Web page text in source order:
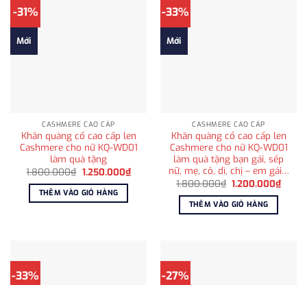
-31%
Mới
CASHMERE CAO CẤP
Khăn quàng cổ cao cấp len
Cashmere cho nữ KQ-WD01
làm quà tặng
1.800.000₫ Giá
là:
1.800.000₫.
1.250.000₫Giá
hiện
THÊM VÀO GIỎ HÀNG
-33%
Mới
CASHMERE CAO CẤP
Khăn quàng cổ cao cấp len
Cashmere cho nữ KQ-WD01
làm quà tặng bạn gái, sếp
nữ, mẹ, cô, dì, chị – em gái…
1.800.000₫ Giá
là:
1.800.000₫.
1.200.000₫Giá
hiện
THÊM VÀO GIỎ HÀNG
-33% -27%